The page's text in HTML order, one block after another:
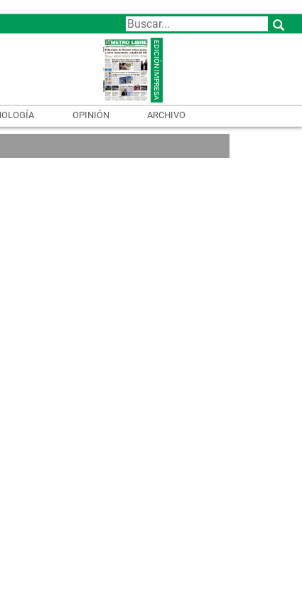
OPINIÓN ARCHIVO